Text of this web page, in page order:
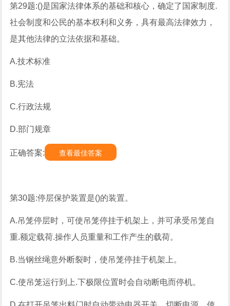
第29题:()是国家法律体系的基础和核心，确定了国家制度.
社会制度和公民的基本权利和义务，具有最高法律效力，
是其他法律的立法依据和基础。
A.技术标准
B.宪法
C.行政法规
D.部门规章
正确答案: 查看最佳答案
第30题:停层保护装置是()的装置。
A.吊笼停层时，可使吊笼停挂于机架上，并可承受吊笼自
重.额定载荷.操作人员重量和工作产生的载荷。
B.当钢丝绳意外断裂时，使吊笼停挂于机架上。
C.使吊笼运行到上.下极限位置时会自动断电而停机。